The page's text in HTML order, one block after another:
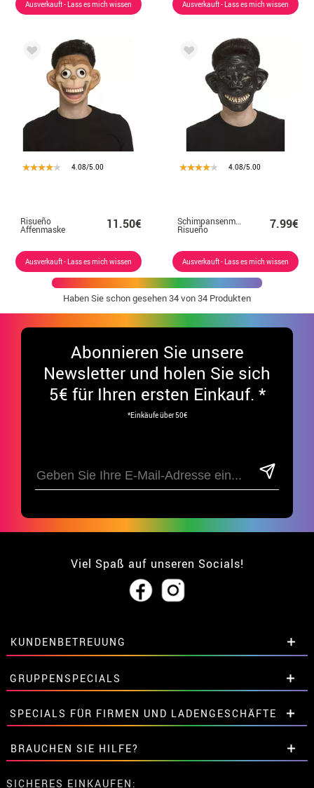
Ausverkauft - Lass es mich wissen Ausverkauft - Lass es mich wissen
4.08/5.00
Risueño
Affenmaske 11.50€
Ausverkauft - Lass es mich wissen
4.08/5.00
Schimpansenmaske
Risueño 7.99€
Ausverkauft - Lass es mich wissen
Haben Sie schon gesehen34von 34 Produkten
Abonnieren Sie unsere
Newsletter und holen Sie sich
5€ für Ihren ersten Einkauf. *
*Einkäufe über 50€
Viel Spaß auf unseren Socials!
KUNDENBETREUUNG
• Über uns
• Verkaufskonditionen
• Rechtlicher HinweisundDatenschutz
• Kundendienst
• Cookie-Verwendung
•Cookie-Einstellungen
GRUPPENSPECIALS
Extrarabatte für Gruppen.
Kontaktieren Sie uns hier.
SPECIALS FÜR FIRMEN UND LADENGESCHÄFTE
Extrarabatte für Gruppen.
Kontaktieren Sie uns hier.
BRAUCHEN SIE HILFE?
Meine bestellung ist noch nicht erfolgt
SICHERES EINKAUFEN: